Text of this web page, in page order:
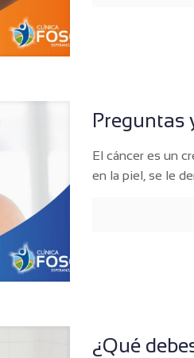
Preguntas
El cáncer es un
en la piel, se le
¿Qué